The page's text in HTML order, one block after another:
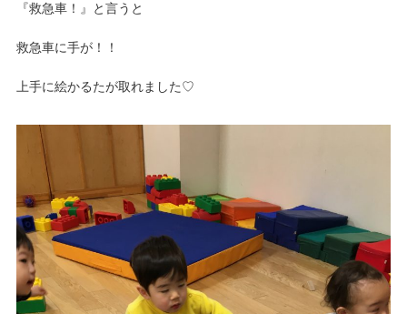
『救急車！』と言うと
救急車に手が！！
上手に絵かるたが取れました♡